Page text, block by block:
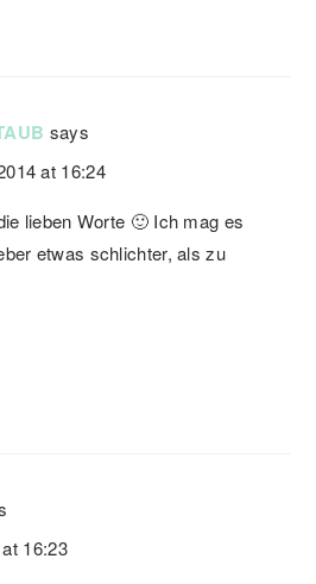
says
at 16:24
lieben Worte 🙂 Ich mag es
etwas schlichter, als zu
16:23